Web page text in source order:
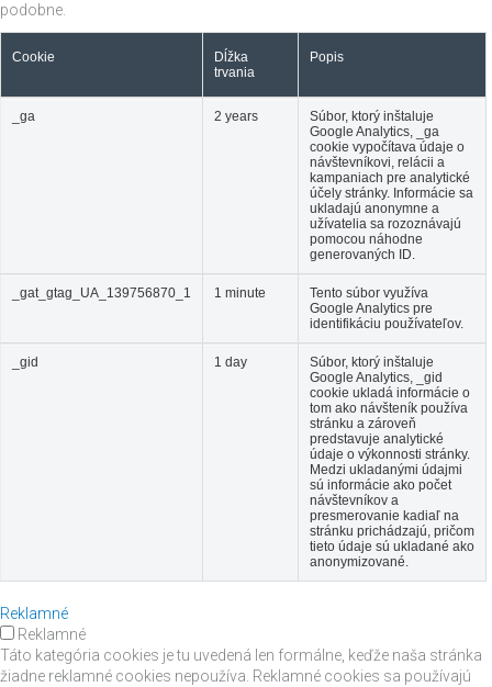
podobne.
Cookie
Dĺžka
trvania
Popis
_ga 2 years
Súbor, ktorý inštaluje
Google Analytics, _ga
cookie vypočítava údaje o
návštevníkovi, relácii a
kampaniach pre analytické
účely stránky. Informácie sa
ukladajú anonymne a
užívatelia sa rozoznávajú
pomocou náhodne
generovaných ID.
_gat_gtag_UA_139756870_1 1 minute
Tento súbor využíva
Google Analytics pre
identifikáciu používateľov.
_gid 1 day
Súbor, ktorý inštaluje
Google Analytics, _gid
cookie ukladá informácie o
tom ako návšteník používa
stránku a zároveň
predstavuje analytické
údaje o výkonnosti stránky.
Medzi ukladanými údajmi
sú informácie ako počet
návštevníkov a
presmerovanie kadiaľ na
stránku prichádzajú, pričom
tieto údaje sú ukladané ako
anonymizované.
Reklamné
Reklamné
Táto kategória cookies je tu uvedená len formálne, keďže naša stránka
žiadne reklamné cookies nepoužíva. Reklamné cookies sa používajú